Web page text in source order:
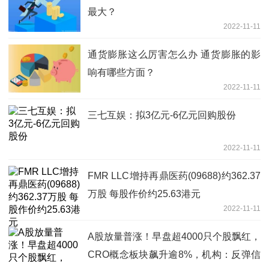
最大？
2022-11-11
通货膨胀这么厉害怎么办 通货膨胀的影
响有哪些方面？
2022-11-11
三七互娱：拟3亿元-6亿元回购股份
2022-11-11
FMR LLC增持再鼎医药(09688)约362.37
万股 每股作价约25.63港元
2022-11-11
A股放量普涨！早盘超4000只个股飘红，
CRO概念板块飙升逾8%，机构：反弹信